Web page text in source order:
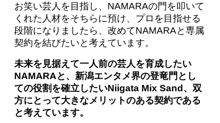
お笑い芸人を目指し、NAMARAの門を叩いて
くれた人材をそちらに預け、プロを目指せる
段階になりましたら、改めてNAMARAと専属
契約を結びたいと考えています。
未来を見据えて一人前の芸人を育成したい
NAMARAと、新潟エンタメ界の登竜門とし
ての役割を確立したいNiigata Mix Sand、双
方にとって大きなメリットのある契約である
と考えています。